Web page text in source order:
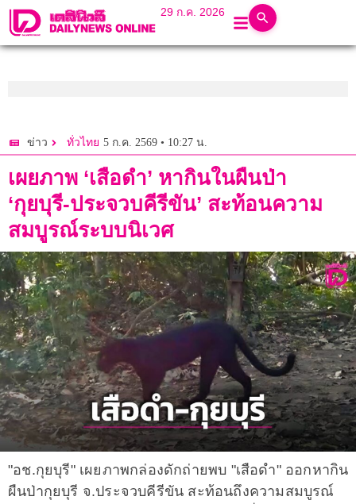
29 ก.ค. 2026
ข่าว ทั่วไทย 5 ก.ค. 2569 • 10:27 น.
เผยภาพ ‘เสือดำ’ หากินในผืนป่า
‘กุยบุรี-ประจวบคีรีขัน’ สะท้อนความ
สมบูรณ์ระบบนิเวศ
"อช.กุยบุรี" เผยภาพกล่องดักถ่ายพบ "เสือดำ" ออกหากิน
ผืนป่ากุยบุรี จ.ประจวบคีรีขัน สะท้อนถึงความสมบูรณ์